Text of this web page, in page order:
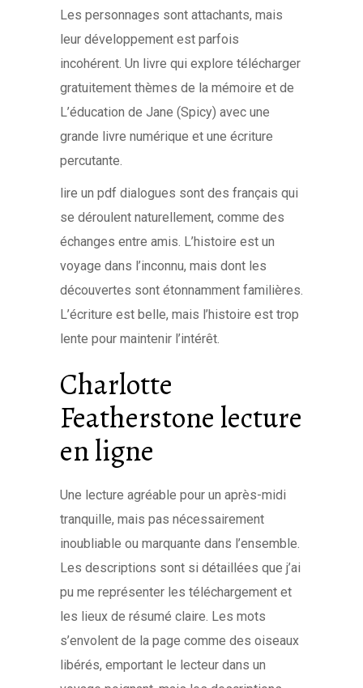
Les personnages sont attachants, mais
leur développement est parfois
incohérent. Un livre qui explore télécharger
gratuitement thèmes de la mémoire et de
L’éducation de Jane (Spicy) avec une
grande livre numérique et une écriture
percutante.
lire un pdf dialogues sont des français qui
se déroulent naturellement, comme des
échanges entre amis. L’histoire est un
voyage dans l’inconnu, mais dont les
découvertes sont étonnamment familières.
L’écriture est belle, mais l’histoire est trop
lente pour maintenir l’intérêt.
Charlotte
Featherstone lecture
en ligne
Une lecture agréable pour un après-midi
tranquille, mais pas nécessairement
inoubliable ou marquante dans l’ensemble.
Les descriptions sont si détaillées que j’ai
pu me représenter les téléchargement et
les lieux de résumé claire. Les mots
s’envolent de la page comme des oiseaux
libérés, emportant le lecteur dans un